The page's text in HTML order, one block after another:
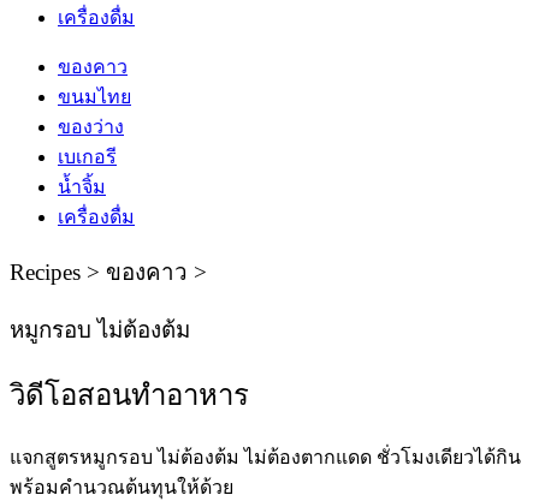
เครื่องดื่ม
ของคาว
ขนมไทย
ของว่าง
เบเกอรี
น้ำจิ้ม
เครื่องดื่ม
Recipes > ของคาว >
หมูกรอบ ไม่ต้องต้ม
วิดีโอสอนทําอาหาร
แจกสูตรหมูกรอบ ไม่ต้องต้ม ไม่ต้องตากแดด ชั่วโมงเดียวได้กิน
พร้อมคำนวณต้นทุนให้ด้วย